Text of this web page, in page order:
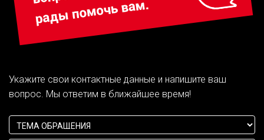
Укажите свои контактные данные и напишите ваш
вопрос. Мы ответим в ближайшее время!